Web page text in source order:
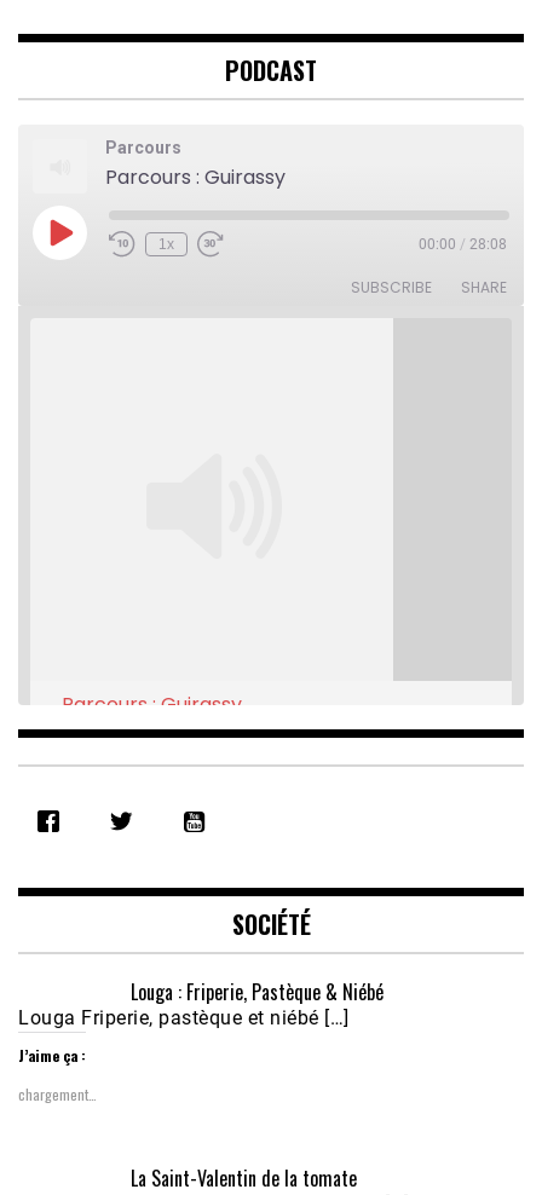
PODCAST
Parcours
Parcours : Guirassy
Play
Episode
Rewind
1x
Fast
00:00 / 28:08
SUBSCRIBE SHARE
RSS FEED
EMBED
Parcours : Guirassy
Feb 16, 2021 • 28:08
Nobana (Podologue)
Feb 24, 2021 • 28mn
SOCIÉTÉ
Louga : Friperie, Pastèque & Niébé
Louga Friperie, pastèque et niébé […]
J’aime ça :
chargement…
La Saint-Valentin de la tomate